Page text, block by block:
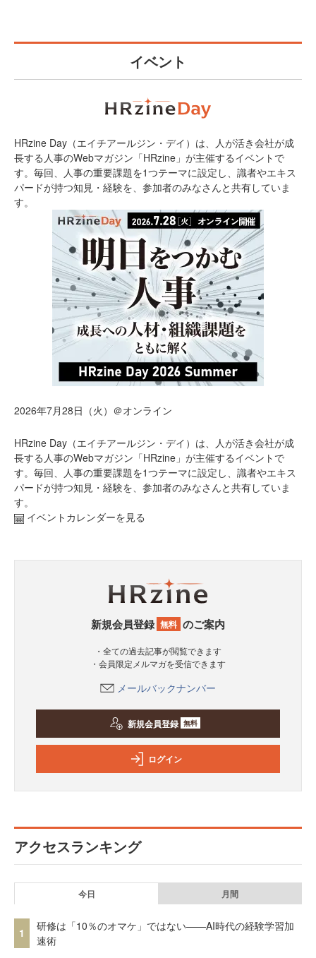
イベント
HRzine Day（エイチアールジン・デイ）は、人が活き会社が成
長する人事のWebマガジン「HRzine」が主催するイベントで
す。毎回、人事の重要課題を1つテーマに設定し、識者やエキス
パードが持つ知見・経験を、参加者のみなさんと共有していま
す。
2026年7月28日（火）＠オンライン
HRzine Day（エイチアールジン・デイ）は、人が活き会社が成
長する人事のWebマガジン「HRzine」が主催するイベントで
す。毎回、人事の重要課題を1つテーマに設定し、識者やエキス
パードが持つ知見・経験を、参加者のみなさんと共有していま
す。
イベントカレンダーを見る
新規会員登録 無料 のご案内
・全ての過去記事が閲覧できます
・会員限定メルマガを受信できます
メールバックナンバー
新規会員登録 無料
ログイン
アクセスランキング
今日 月間
1
研修は「10％のオマケ」ではない——AI時代の経験学習加
速術